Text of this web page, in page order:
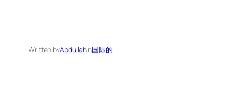
Written byAbdullahin国际的